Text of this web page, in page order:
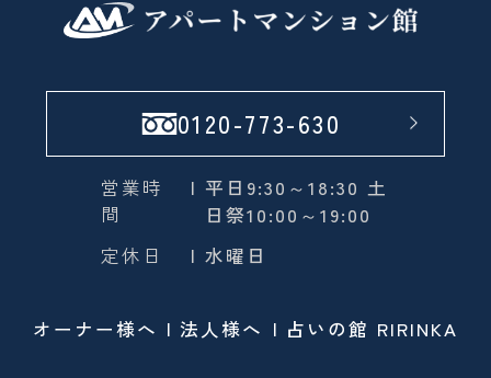
0120-773-630
営業時
間
| 平日9:30～18:30 土
日祭10:00～19:00
定休日
| 水曜日
オーナー様へ 法人様へ 占いの館 RIRINKA